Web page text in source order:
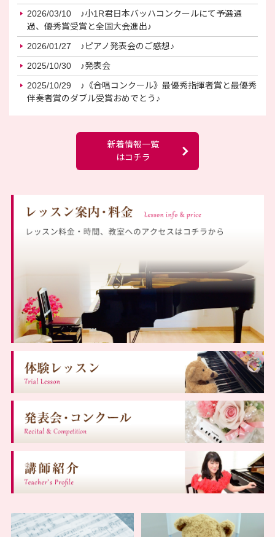
2026/03/10
♪小1R君日本バッハコンクールにて予選通
過、優秀賞受賞と全国大会進出♪
2026/01/27
♪ピアノ発表会のご感想♪
2025/10/30
♪発表会
2025/10/29
♪《合唱コンクール》最優秀指揮者賞と最優秀
伴奏者賞のダブル受賞おめでとう♪
新着情報一覧
はコチラ